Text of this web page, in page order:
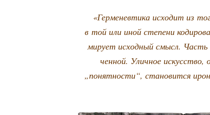
«Гер­ме­нев­ти­ка исхо­дит из
в той или иной сте­пе­ни
ми­ру­ет исход­ный смысл.
чен­ной. Улич­ное искус­ство,
„понят­но­сти“, ста­но­вит­ся